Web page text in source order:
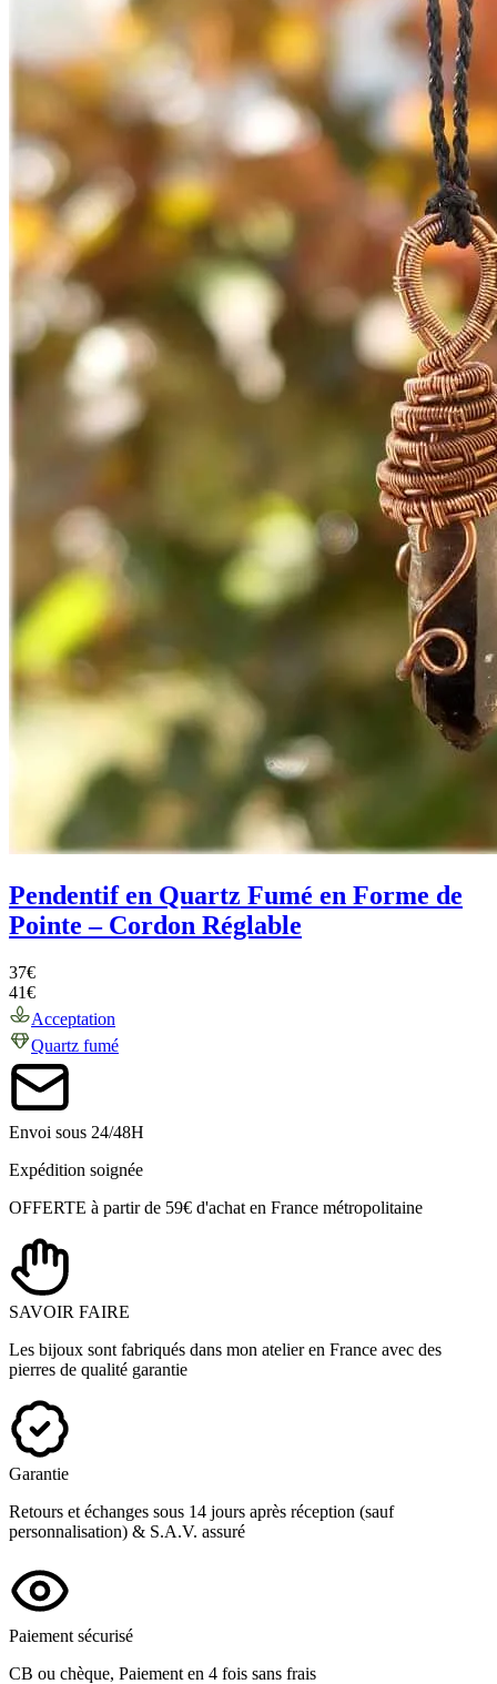
Pendentif en Quartz Fumé en Forme de
Pointe – Cordon Réglable
37€
41€
Acceptation
Quartz fumé
Envoi sous 24/48H
Expédition soignée
OFFERTE à partir de 59€ d'achat en France métropolitaine
SAVOIR FAIRE
Les bijoux sont fabriqués dans mon atelier en France avec des
pierres de qualité garantie
Garantie
Retours et échanges sous 14 jours après réception (sauf
personnalisation) & S.A.V. assuré
Paiement sécurisé
CB ou chèque, Paiement en 4 fois sans frais